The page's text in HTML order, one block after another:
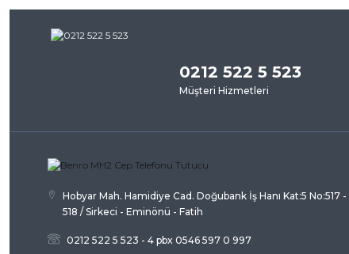
Görüş ve önerileriniz için teşekkür ederiz.
Ürün resmi kalitesiz, bozuk veya görüntülenemiyor.
Ürün açıklamasında eksik bilgiler bulunuyor.
Ürün fiyatı diğer sitelerden daha pahalı.
Bu ürüne benzer farklı alternatifler olmalı.
0212 522 5 523
Müşteri Hizmetleri
Hobyar Mah. Hamidiye Cad. Doğubank İş Hanı Kat:5 No:517 -
518 / Sirkeci - Eminönü - Fatih
0212 522 5 523 - 4 pbx 0546 597 0 997